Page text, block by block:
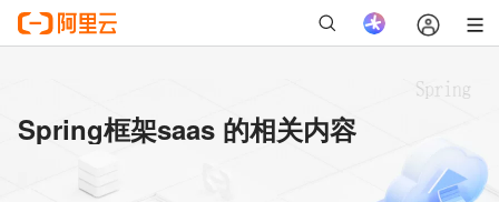
Spring框架saas 的相关内容